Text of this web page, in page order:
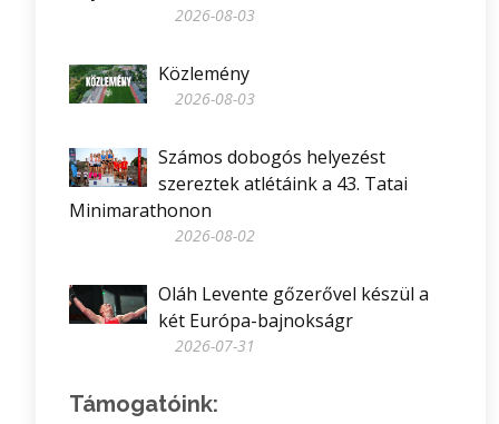
2026-08-03
Közlemény
2026-08-03
Számos dobogós helyezést
szereztek atlétáink a 43. Tatai
Minimarathonon
2026-08-02
Oláh Levente gőzerővel készül a
két Európa-bajnokságr
2026-07-31
Támogatóink: